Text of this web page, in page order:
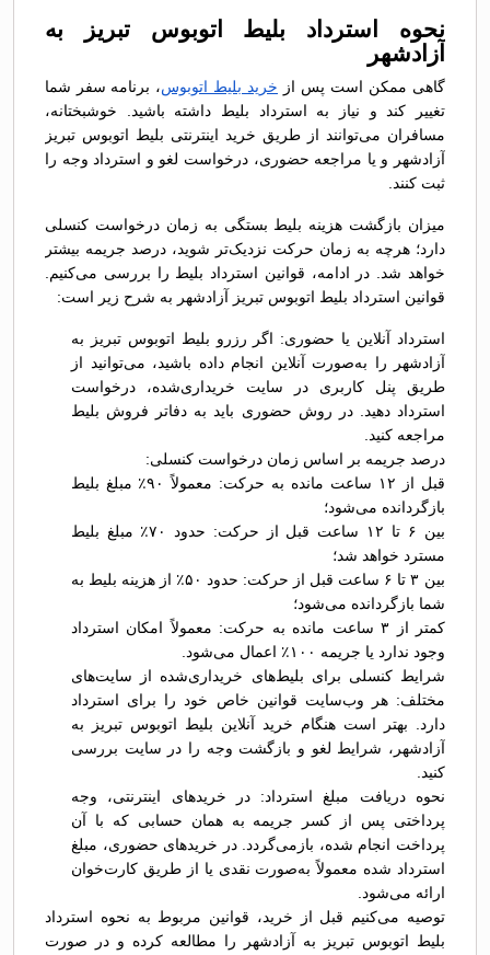
نحوه استرداد بلیط اتوبوس تبريز به
آزادشهر
گاهی ممکن است پس از خرید بلیط اتوبوس، برنامه سفر شما
تغییر کند و نیاز به استرداد بلیط داشته باشید. خوشبختانه،
مسافران می‌توانند از طریق خرید اینترنتی بلیط اتوبوس تبريز
آزادشهر و یا مراجعه حضوری، درخواست لغو و استرداد وجه را
ثبت کنند.
میزان بازگشت هزینه بلیط بستگی به زمان درخواست کنسلی
دارد؛ هرچه به زمان حرکت نزدیک‌تر شوید، درصد جریمه بیشتر
خواهد شد. در ادامه، قوانین استرداد بلیط را بررسی می‌کنیم.
قوانین استرداد بلیط اتوبوس تبريز آزادشهر به شرح زیر است:
استرداد آنلاین یا حضوری: اگر رزرو بلیط اتوبوس تبريز به
آزادشهر را به‌صورت آنلاین انجام داده باشید، می‌توانید از
طریق پنل کاربری در سایت خریداری‌شده، درخواست
استرداد دهید. در روش حضوری باید به دفاتر فروش بلیط
مراجعه کنید.
درصد جریمه بر اساس زمان درخواست کنسلی:
قبل از ۱۲ ساعت مانده به حرکت: معمولاً ۹۰٪ مبلغ بلیط
بازگردانده می‌شود؛
بین ۶ تا ۱۲ ساعت قبل از حرکت: حدود ۷۰٪ مبلغ بلیط
مسترد خواهد شد؛
بین ۳ تا ۶ ساعت قبل از حرکت: حدود ۵۰٪ از هزینه بلیط به
شما بازگردانده می‌شود؛
کمتر از ۳ ساعت مانده به حرکت: معمولاً امکان استرداد
وجود ندارد یا جریمه ۱۰۰٪ اعمال می‌شود.
شرایط کنسلی برای بلیط‌های خریداری‌شده از سایت‌های
مختلف: هر وب‌سایت قوانین خاص خود را برای استرداد
دارد. بهتر است هنگام خرید آنلاین بلیط اتوبوس تبريز به
آزادشهر، شرایط لغو و بازگشت وجه را در سایت بررسی
کنید.
نحوه دریافت مبلغ استرداد: در خریدهای اینترنتی، وجه
پرداختی پس از کسر جریمه به همان حسابی که با آن
پرداخت انجام شده، بازمی‌گردد. در خریدهای حضوری، مبلغ
استرداد شده معمولاً به‌صورت نقدی یا از طریق کارت‌خوان
ارائه می‌شود.
توصیه می‌کنیم قبل از خرید، قوانین مربوط به نحوه استرداد
بلیط اتوبوس تبريز به آزادشهر را مطالعه کرده و در صورت